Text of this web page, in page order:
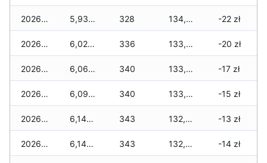
2026-03-01 5,930 zł 328 134,410 zł -22 zł
2026-02-27 6,020 zł 336 133,570 zł -20 zł
2026-02-26 6,060 zł 340 133,400 zł -17 zł
2026-02-25 6,090 zł 340 133,060 zł -15 zł
2026-02-24 6,140 zł 343 132,950 zł -13 zł
2026-02-23 6,140 zł 343 132,830 zł -14 zł